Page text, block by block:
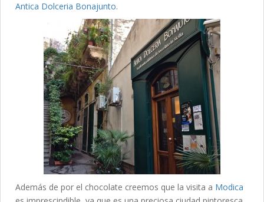
Antica Dolceria Bonajunto.
Además de por el chocolate creemos que la visita a Modica